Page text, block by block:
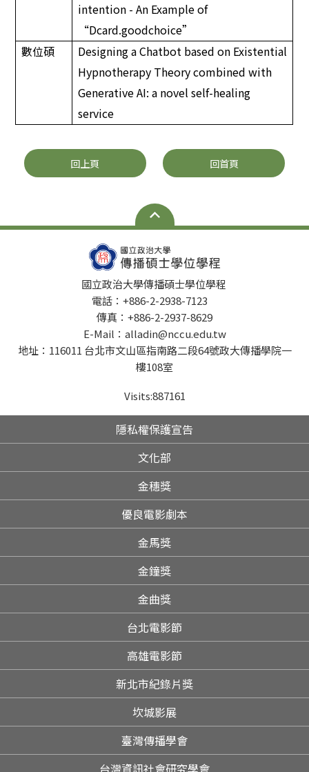
intention - An Example of
“Dcard.goodchoice”
數位碩
Designing a Chatbot based on Existential
Hypnotherapy Theory combined with
Generative AI: a novel self-healing
service
回上頁 回首頁
國立政治大學傳播碩士學位學程
電話：+886-2-2938-7123
傳真：+886-2-2937-8629
E-Mail：alladin@nccu.edu.tw
地址：116011 台北市文山區指南路二段64號政大傳播學院一
樓108室
Visits:887161
隱私權保護宣告
文化部
金穗獎
優良電影劇本
金馬獎
金鐘獎
金曲獎
台北電影節
高雄電影節
新北市紀錄片獎
坎城影展
臺灣傳播學會
台灣資訊社會研究學會